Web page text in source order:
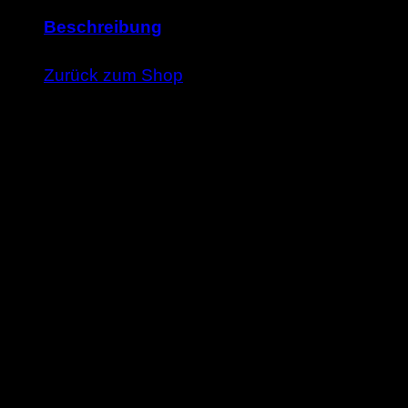
Es befinden sich keine Produkte im Warenkorb.
Zurück zum Shop
Beschreibung